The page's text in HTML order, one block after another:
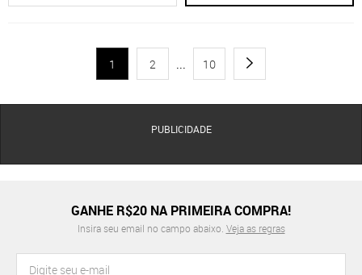
1 2 ... 10
PUBLICIDADE
GANHE R$20 NA PRIMEIRA COMPRA!
Insira seu email no campo abaixo. Veja as regras